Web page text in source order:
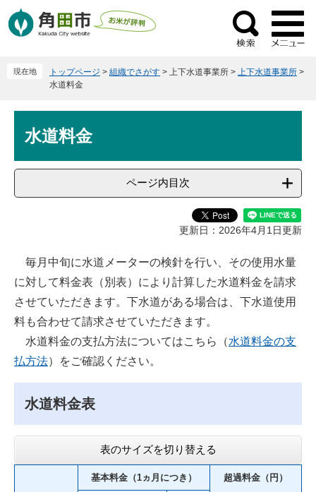
ー
ニ
検
索
現在地 トップページ > 組織でさがす > 上下水道事業所 > 上下水道事業所 >
水道料金
水道料金
ページ内目次
更新日：2026年4月1日更新
毎月中旬に水道メーターの検針を行い、その使用水量
に対して料金表（別表）により計算した水道料金を請求
させていただきます。下水道がある場合は、下水道使用
料も合わせて請求させていただきます。
水道料金の支払方法についてはこちら（水道料金の支
払方法）をご確認ください。
水道料金表
表のサイズを切り替える
基本料金（1ヵ月につき） 超過料金（円）